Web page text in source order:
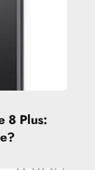
8 Plus: